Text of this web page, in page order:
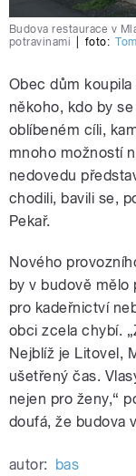
Budova restaurace v
potravinami
foto:
Obec dům
někoho, kdo by
oblíbeném cíli,
mnoho možností
nedovedu
chodili, bavili se,
Pekař.
Nového
by v budově mělo
pro kadeřnictví
obci zcela chybí.
Nejblíž je Litovel,
ušetřený čas.
nejen pro ženy,“
doufá, že budova
autor: bas